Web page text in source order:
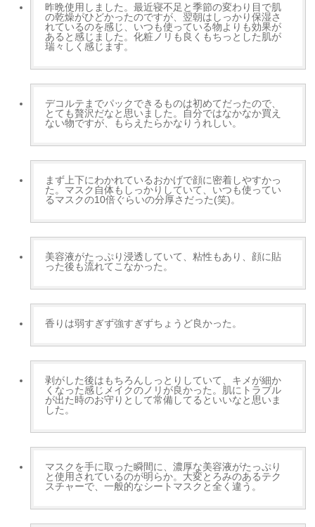
昨晩使用しました。最近寝不足と季節の変わり目で肌
の乾燥がひどかったのですが、翌朝はしっかり保湿さ
れているのを感じ、いつも使っている物よりも効果が
あると感じました。化粧ノリも良くもちっとした肌が
瑞々しく感じます。
デコルテまでパックできるものは初めてだったので、
とても贅沢だなと思いました。自分ではなかなか買え
ない物ですが、もらえたらかなりうれしい。
まず上下にわかれているおかげで顔に密着しやすかっ
た。マスク自体もしっかりしていて、いつも使ってい
るマスクの10倍ぐらいの分厚さだった(笑)。
美容液がたっぷり浸透していて、粘性もあり、顔に貼
った後も流れてこなかった。
香りは弱すぎず強すぎずちょうど良かった。
剥がした後はもちろんしっとりしていて、キメが細か
くなった感じメイクのノリが良かった。 肌にトラブル
が出た時のお守りとして常備してるといいなと思いま
した。
マスクを手に取った瞬間に、濃厚な美容液がたっぷり
と使用されているのが明らか。大変とろみのあるテク
スチャーで、一般的なシートマスクと全く違う。